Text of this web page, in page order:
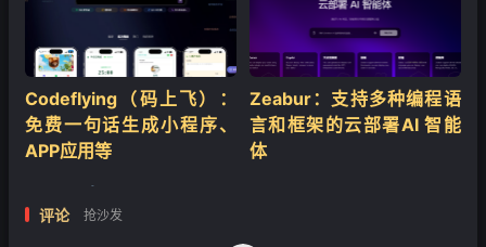
Codeflying（码上飞）：
免费一句话生成小程序、
APP应用等
Zeabur：支持多种编程语
言和框架的云部署AI 智能
体
评论 抢沙发